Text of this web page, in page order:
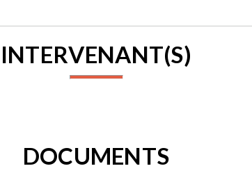
INTERVENANT(S)
DOCUMENTS